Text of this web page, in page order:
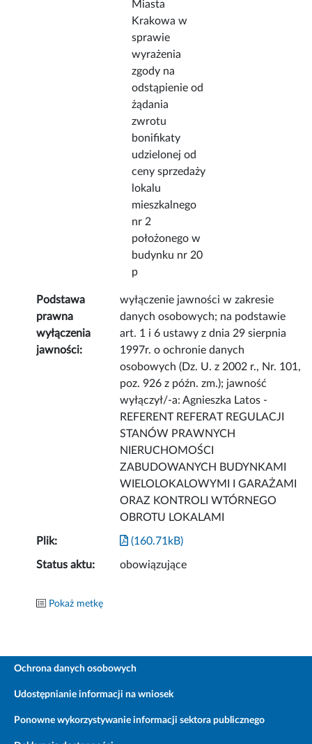
Miasta
Krakowa w
sprawie
wyrażenia
zgody na
odstąpienie od
żądania
zwrotu
bonifikaty
udzielonej od
ceny sprzedaży
lokalu
mieszkalnego
nr 2
położonego w
budynku nr 20
p
Podstawa
prawna
wyłączenia
jawności:
wyłączenie jawności w zakresie
danych osobowych; na podstawie
art. 1 i 6 ustawy z dnia 29 sierpnia
1997r. o ochronie danych
osobowych (Dz. U. z 2002 r., Nr. 101,
poz. 926 z późn. zm.); jawność
wyłączył/-a: Agnieszka Latos -
REFERENT REFERAT REGULACJI
STANÓW PRAWNYCH
NIERUCHOMOŚCI
ZABUDOWANYCH BUDYNKAMI
WIELOLOKALOWYMI I GARAŻAMI
ORAZ KONTROLI WTÓRNEGO
OBROTU LOKALAMI
Plik: (160.71kB)
Status aktu: obowiązujące
Pokaż metkę
Ochrona danych osobowych
Udostępnianie informacji na wniosek
Ponowne wykorzystywanie informacji sektora publicznego